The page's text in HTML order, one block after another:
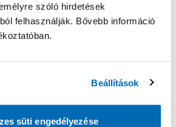
szóló hirdetések
felhasználják. Bővebb információ
Beállítások
süti engedélyezése